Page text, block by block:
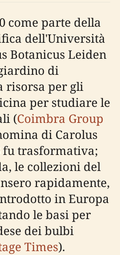
come parte della
dell'Università
Botanicus Leiden
di
risorsa per gli
per studiare le
(Coimbra Group
di Carolus
fu trasformativa;
le collezioni del
rapidamente,
in Europa
le basi per
dei bulbi
Times).